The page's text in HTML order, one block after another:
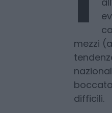
I
mezzi